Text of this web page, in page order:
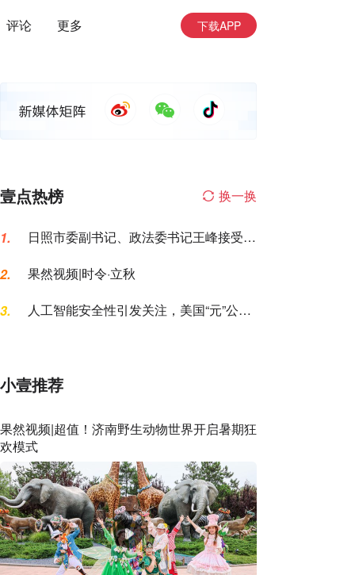
评论 更多 下载APP
壹点热榜 换一换
1.
日照市委副书记、政法委书记王峰接受纪
2.
果然视频|时令·立秋
3.
人工智能安全性引发关注，美国“元”公司
小壹推荐
果然视频|超值！济南野生动物世界开启暑期狂
欢模式